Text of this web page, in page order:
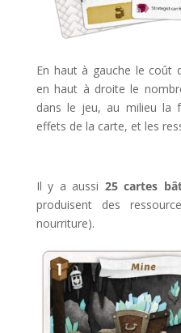
En haut à gauche le coût
en haut à droite le
dans le jeu, au milieu la
effets de la carte, et les
Il y a aussi 25 cartes
produisent des
nourriture).